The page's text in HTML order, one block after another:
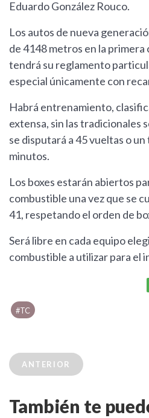
Eduardo González Rouco.
Los autos de nueva
de 4148 metros en la
tendrá su reglamento
especial únicamente con
Habrá entrenamiento,
extensa, sin las tradicionales
se disputará a 45 vueltas o
minutos.
Los boxes estarán abiertos
combustible una vez que se
41, respetando el orden de
Será libre en cada equipo
combustible a utilizar para el
#TC
ANTERIOR
También te